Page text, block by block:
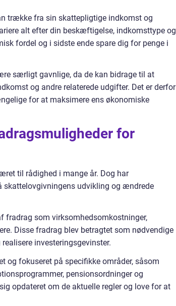
trække fra sin skattepligtige indkomst og
alt efter din beskæftigelse, indkomsttype og
fordel og i sidste ende spare dig for penge i
særligt gavnlige, da de kan bidrage til at
og andre relaterede udgifter. Det er derfor
for at maksimere ens økonomiske
for
til rådighed i mange år. Dog har
udvikling og ændrede
fradrag som virksomhedsomkostninger,
Disse fradrag blev betragtet som nødvendige
investeringsgevinster.
og fokuseret på specifikke områder, såsom
pensionsordninger og
opdateret om de aktuelle regler og love for at